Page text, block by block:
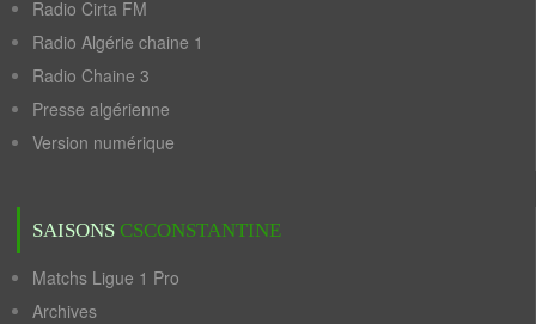
Radio Cirta FM
Radio Algérie chaine 1
Radio Chaine 3
Presse algérienne
Version numérique
SAISONS CSCONSTANTINE
Matchs Ligue 1 Pro
Archives